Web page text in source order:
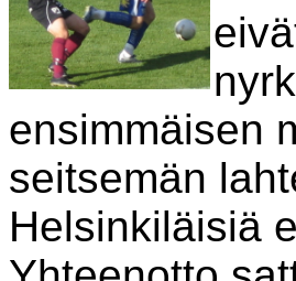
ensimmäisen
seitsemän
Helsinkiläisiä